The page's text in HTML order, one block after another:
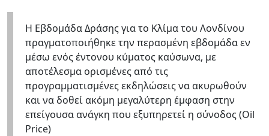
Η Εβδομάδα Δράσης για το Κλίμα του Λονδίνου
πραγματοποιήθηκε την περασμένη εβδομάδα εν
μέσω ενός έντονου κύματος καύσωνα, με
αποτέλεσμα ορισμένες από τις
προγραμματισμένες εκδηλώσεις να ακυρωθούν
και να δοθεί ακόμη μεγαλύτερη έμφαση στην
επείγουσα ανάγκη που εξυπηρετεί η σύνοδος (Oil
Price)